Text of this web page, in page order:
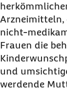
Sollten
Depression
Ist Diabetes
Was tun bei
Was tun bei
nicht-
Frauen die
und
werdende